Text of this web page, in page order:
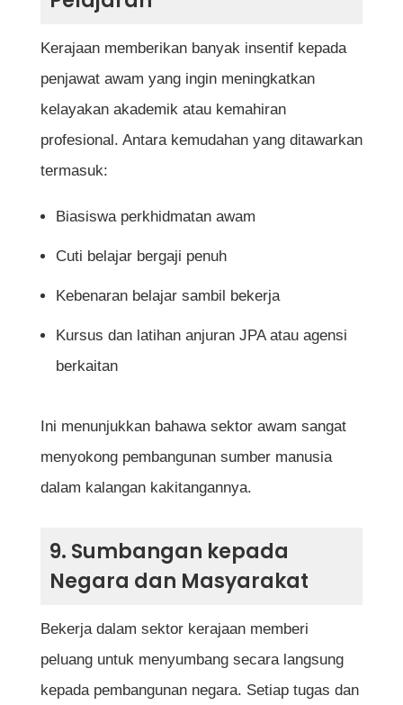
Kerajaan memberikan banyak insentif kepada
penjawat awam yang ingin meningkatkan
kelayakan akademik atau kemahiran
profesional. Antara kemudahan yang ditawarkan
termasuk:
Biasiswa perkhidmatan awam
Cuti belajar bergaji penuh
Kebenaran belajar sambil bekerja
Kursus dan latihan anjuran JPA atau agensi
berkaitan
Ini menunjukkan bahawa sektor awam sangat
menyokong pembangunan sumber manusia
dalam kalangan kakitangannya.
9. Sumbangan kepada
Negara dan Masyarakat
Bekerja dalam sektor kerajaan memberi
peluang untuk menyumbang secara langsung
kepada pembangunan negara. Setiap tugas dan